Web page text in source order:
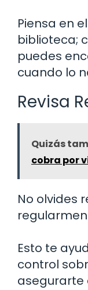
Piensa en
biblioteca;
puedes
cuando lo
Revisa
Quizás
cobra por
No olvides
Esto te
control
asegurarte